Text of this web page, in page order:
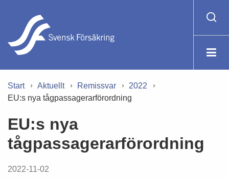
Start Aktuellt Remissvar
2022
EU:s nya tågpassagerarförordning
EU:s nya
tågpassagerarförordning
2022-11-02